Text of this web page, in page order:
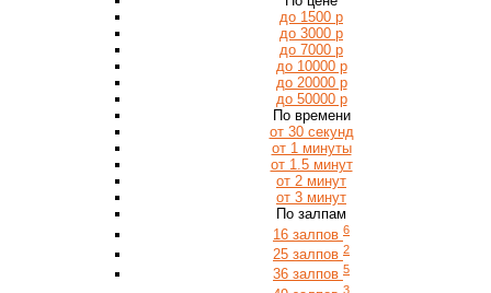
до 1500 р
до 3000 р
до 7000 р
до 10000 р
до 20000 р
до 50000 р
По времени
от 30 секунд
от 1 минуты
от 1.5 минут
от 2 минут
от 3 минут
По залпам
16 залпов 6
25 залпов 2
36 залпов 5
3